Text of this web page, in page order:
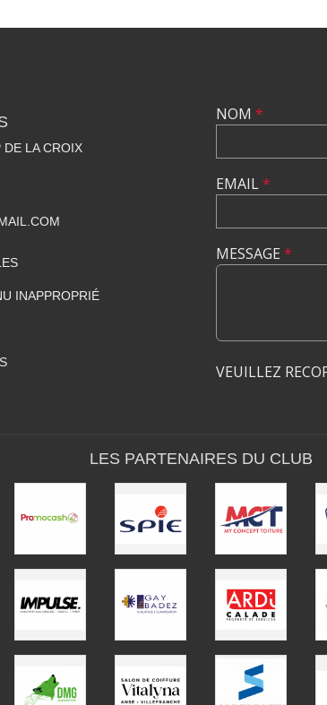
LA CROIX
INAPPROPRIÉ
NOM *
EMAIL*
MESSAGE *
VEUILLEZ
LES PARTENAIRES DU CLUB